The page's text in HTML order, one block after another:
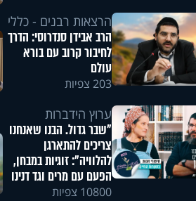
הרצאות רבנים - כללי
הרב אבידן סנדרוסי: הדרך
לחיבור קרוב עם בורא
עולם
203 צפיות
ערוץ הידברות
"שבר גדול. הבנו שאנחנו
צריכים להתארגן
להלוויה": זוגיות במבחן,
הפעם עם מרים וגד דנינו
10800 צפיות